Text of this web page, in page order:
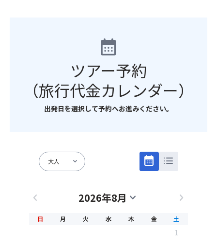
calendar_month
ツアー予約
（旅行代金カレンダー）
出発日を選択して予約へお進みください。
大人 expand_more calendar_month list
chevron_left 2026年8月 expand_more chevron_right
日 月 火 水 木 金 土
1